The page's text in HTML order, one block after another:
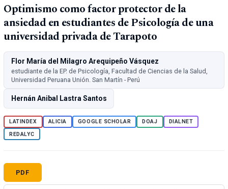
Optimismo como factor protector de la
ansiedad en estudiantes de Psicología de una
universidad privada de Tarapoto
Flor María del Milagro Arequipeño Vásquez
estudiante de la EP. de Psicología, Facultad de Ciencias de la Salud,
Universidad Peruana Unión. San Martín - Perú
Hernán Anibal Lastra Santos
LATINDEX ALICIA GOOGLE SCHOLAR DOAJ
DIALNET
REDALYC
PDF